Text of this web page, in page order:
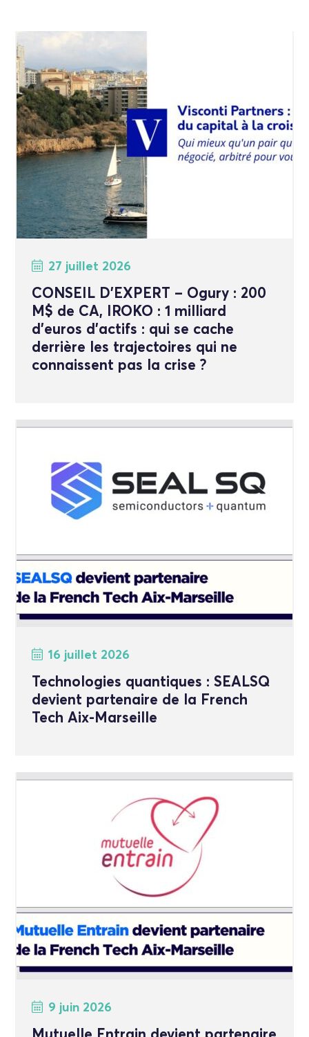
27 juillet 2026
CONSEIL D’EXPERT – Ogury : 200
M$ de CA, IROKO : 1 milliard
d’euros d’actifs : qui se cache
derrière les trajectoires qui ne
connaissent pas la crise ?
16 juillet 2026
Technologies quantiques : SEALSQ
devient partenaire de la French
Tech Aix-Marseille
9 juin 2026